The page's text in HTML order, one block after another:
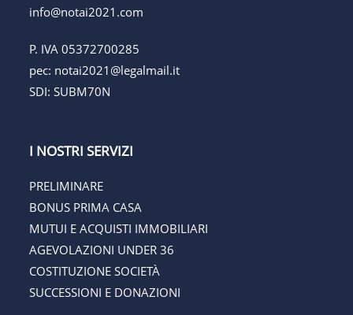
info@notai2021.com
P. IVA 05372700285
pec: notai2021@legalmail.it
SDI: SUBM70N
I NOSTRI SERVIZI
PRELIMINARE
BONUS PRIMA CASA
MUTUI E ACQUISTI IMMOBILIARI
AGEVOLAZIONI UNDER 36
COSTITUZIONE SOCIETÀ
SUCCESSIONI E DONAZIONI